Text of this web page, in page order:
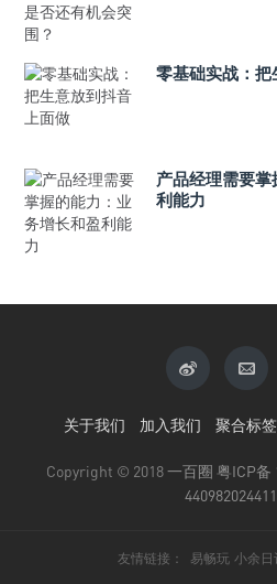
零基础实战：
产品经理需要
利能力
关于我们 加入我们 聚合标签
Copyright © 2018一百圈 粤ICP备
友情链接： 易畅玩 小余日